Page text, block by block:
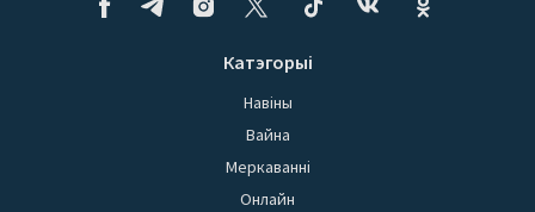
Катэгорыі
Навіны
Вайна
Меркаванні
Онлайн